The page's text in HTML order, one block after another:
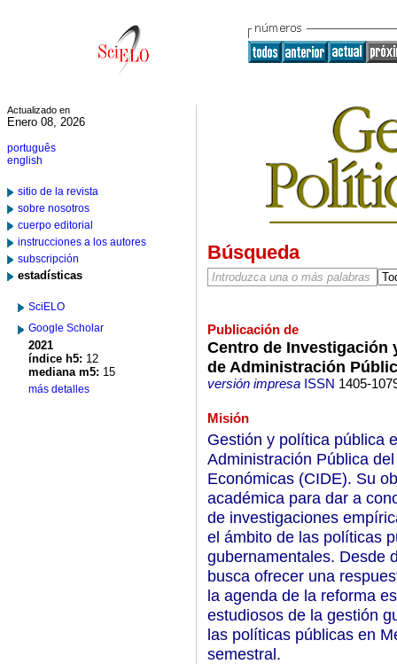
Actualizado en
Enero 08, 2026
português
english
sitio de la revista
sobre nosotros
cuerpo editorial
instrucciones a los autores
subscripción
estadísticas
SciELO
Google Scholar
2021
índice h5: 12
mediana m5: 15
más detalles
Búsqueda
Publicación de
Centro de Investigación
de Administración
versión impresaISSN 1405-
Misión
Gestión y política pública
Administración Pública
Económicas (CIDE). Su
académica para dar a
de investigaciones
el ámbito de las políticas
gubernamentales. Desde
busca ofrecer una
la agenda de la reforma
estudiosos de la gestión
las políticas públicas en
semestral.